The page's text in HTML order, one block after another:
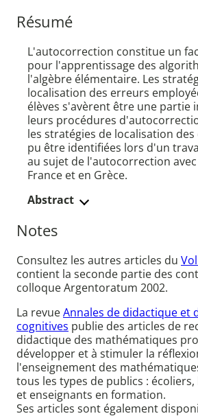
Résumé
L'autocorrection constitue un
pour l'apprentissage des
l'algèbre élémentaire. Les
localisation des erreurs
élèves s'avèrent être une partie
leurs procédures
les stratégies de localisation
pu être identifiées lors d'un
au sujet de l'autocorrection avec
France et en Grèce.
Abstract
Notes
Consultez les autres articles du
contient la seconde partie des
colloque Argentoratum 2002.
La revueAnnales de didactique et
cognitives publie des articles de
didactique des mathématiques
développer et à stimuler la
l'enseignement des
tous les types de publics :
et enseignants en formation.
Ses articles sont également